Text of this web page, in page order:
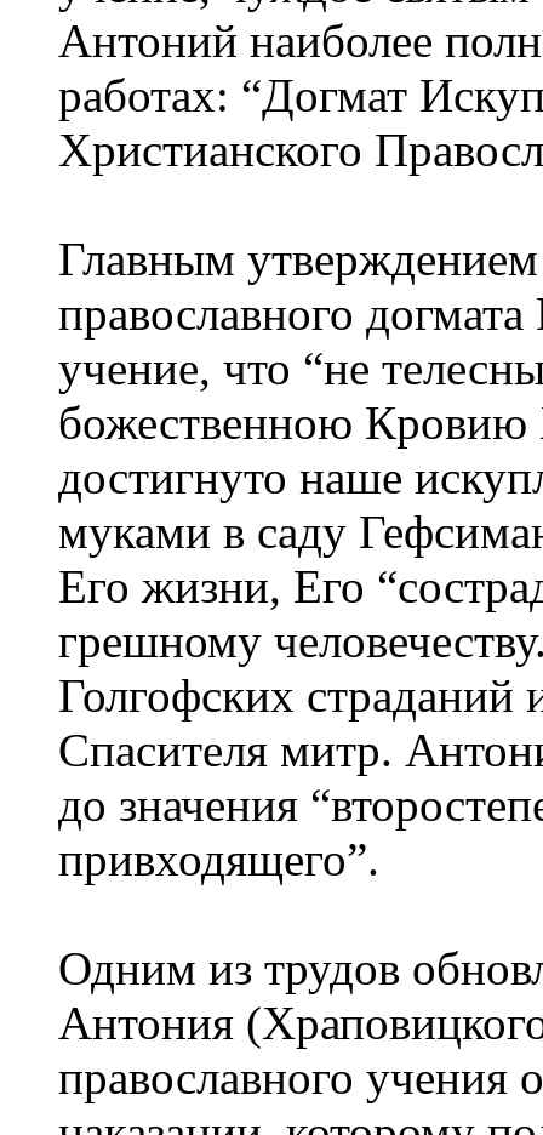
Антоний наиболее
работах: “Догмат
Христианского
Главным
православного
учение, что “не
божественною Кровию
достигнуто наше
муками в саду
Его жизни, Его
грешному
Голгофских страданий
Спасителя митр.
до значения
привходящего”.
Одним из трудов
Антония
православного учения